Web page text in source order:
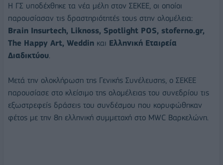
Η ΓΣ υποδέχθηκε τα νέα μέλη στον ΣΕΚΕΕ, οι οποίοι
παρουσίασαν τις δραστηριότητές τους στην ολομέλεια:
Brain Insurtech, Liknoss, Spotlight POS, stoferno.gr,
The Happy Art, Weddin και Ελληνική Εταιρεία
Διαδικτύου.
Μετά την ολοκλήρωση της Γενικής Συνέλευσης, ο ΣΕΚΕΕ
παρουσίασε στο κλείσιμο της ολομέλειας του συνεδρίου τις
εξωστρεφείς δράσεις του συνδέσμου που κορυφώθηκαν
φέτος με την 8η ελληνική συμμετοχή στο MWC Βαρκελώνη.